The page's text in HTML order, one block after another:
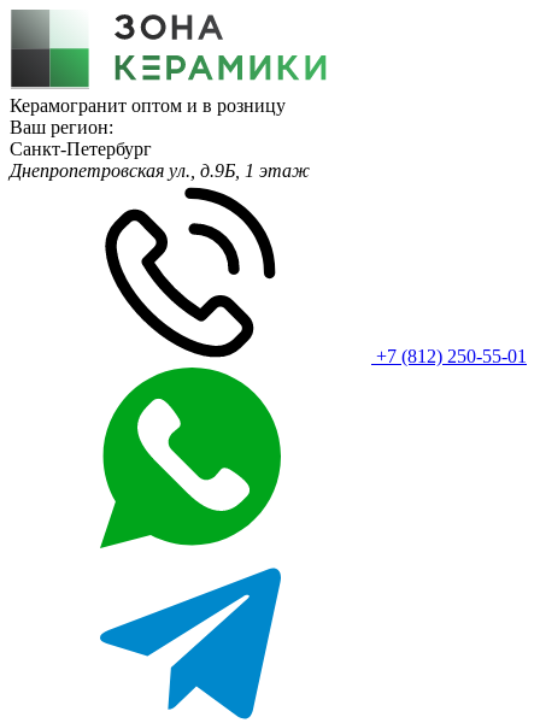
Керамогранит оптом и в розницу
Ваш регион:
Санкт-Петербург
Днепропетровская ул., д.9Б, 1 этаж
+7 (812) 250-55-01